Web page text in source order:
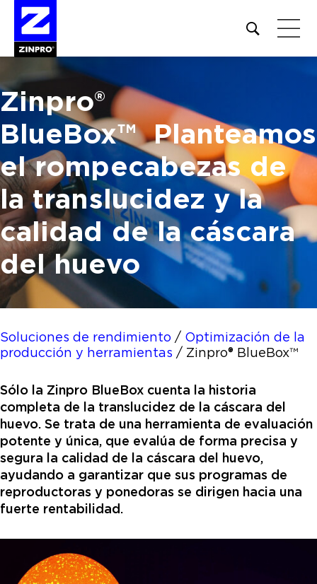
Open
site
search
Buscar:
Zinpro®
BlueBox™Planteamos
el rompecabezas de
la translucidez y la
calidad de la cáscara
del huevo
Soluciones de rendimiento / Optimización de la
producción y herramientas / Zinpro® BlueBox™
Sólo la Zinpro BlueBox cuenta la historia
completa de la translucidez de la cáscara del
huevo. Se trata de una herramienta de evaluación
potente y única, que evalúa de forma precisa y
segura la calidad de la cáscara del huevo,
ayudando a garantizar que sus programas de
reproductoras y ponedoras se dirigen hacia una
fuerte rentabilidad.